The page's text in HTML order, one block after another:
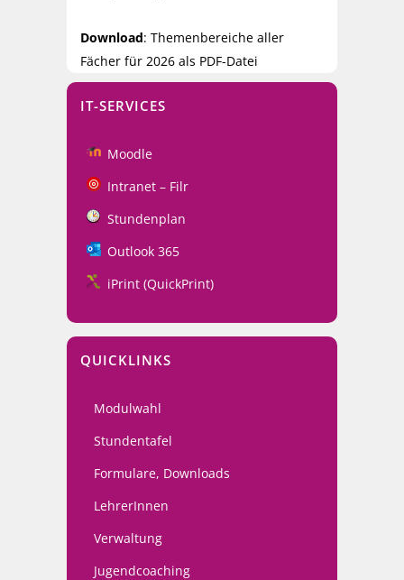
Download: Themenbereiche aller
Fächer für 2026 als PDF-Datei
IT-SERVICES
Moodle
Intranet – Filr
Stundenplan
Outlook 365
iPrint (QuickPrint)
QUICKLINKS
Modulwahl
Stundentafel
Formulare, Downloads
LehrerInnen
Verwaltung
Jugendcoaching